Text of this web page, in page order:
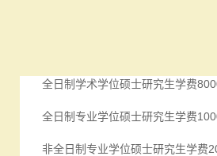
全日制学术学位硕士研究生学费
全日制专业学位硕士研究生学费
非全日制专业学位硕士研究生学费